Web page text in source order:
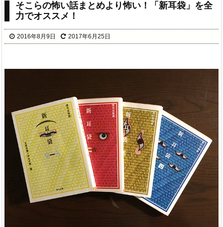
そこらの怖い話まとめより怖い！「新耳袋」を全
力でオススメ！
2016年8月9日 2017年6月25日